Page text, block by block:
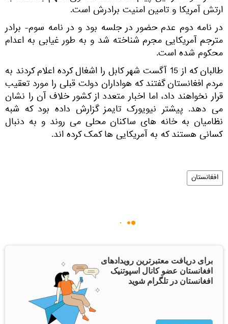
ارتش آمریکا و تامین امنیت برادرش است.
در نامه دوم عدم حضور در جلسه بود و در نامه سوم- برادر
مترجم آمریکایی مجرم شناخته شد و به طور غیابی به اعدام
محکوم شده است.
طالبان که از 15 آگست شهر کابل را اشغال کرده اعلام کردند به
مردم افغانستان گفتند که هواداران دولت قبلی را مورد تعقیب
قرار نخواهند داد، اما اخبار متعدد از کشور خلاف آن را نشان
می دهد. پیشتر نیویورک تایمز گزارش داده بود که شبه
نظامیان به خانه های ساکنان محلی می روند و به دنبال
کسانی هستند که به آمریکایی ها کمک کرده اند.
افغانستان
برای دریافت معتبرترین رویدادهای
افغانستان عضو کانال اسپوتنیک
افغانستان در تلگرام شوید